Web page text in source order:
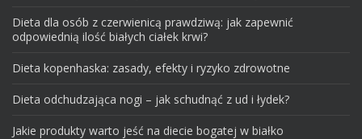
Dieta dla osób z czerwienicą prawdziwą: jak zapewnić
odpowiednią ilość białych ciałek krwi?
Dieta kopenhaska: zasady, efekty i ryzyko zdrowotne
Dieta odchudzająca nogi – jak schudnąć z ud i łydek?
Jakie produkty warto jeść na diecie bogatej w białko